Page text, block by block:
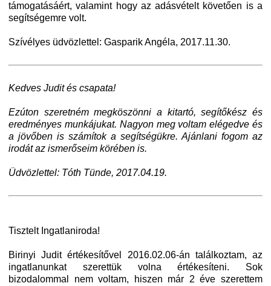
támogatásáért, valamint hogy az adásvételt követően is a
segítségemre volt.
Szívélyes üdvözlettel: Gasparik Angéla, 2017.11.30.
Kedves Judit és csapata!
Ezúton szeretném megköszönni a kitartó, segítőkész és
eredményes munkájukat. Nagyon meg voltam elégedve és
a jövőben is számítok a segítségükre. Ajánlani fogom az
irodát az ismerőseim körében is.
Üdvözlettel: Tóth Tünde, 2017.04.19.
Tisztelt Ingatlaniroda!
Birinyi Judit értékesítővel 2016.02.06-án találkoztam, az
ingatlanunkat szerettük volna értékesíteni. Sok
bizodalommal nem voltam, hiszen már 2 éve szerettem